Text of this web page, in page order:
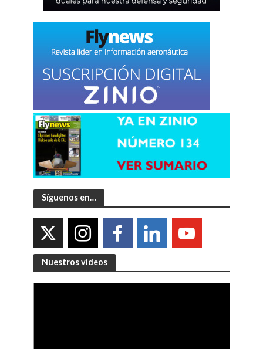
Síguenos en…
Nuestros videos